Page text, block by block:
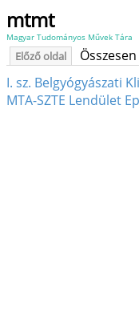
mtmt
Magyar Tudományos Művek Tára
Előző oldal
I. sz. Belgyógyászati
MTA-SZTE Lendület